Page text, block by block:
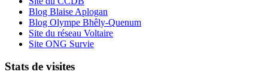
Blog Blaise Aplogan
Blog Olympe Bhêly-Quenum
Site du réseau Voltaire
Site ONG Survie
Stats de visites